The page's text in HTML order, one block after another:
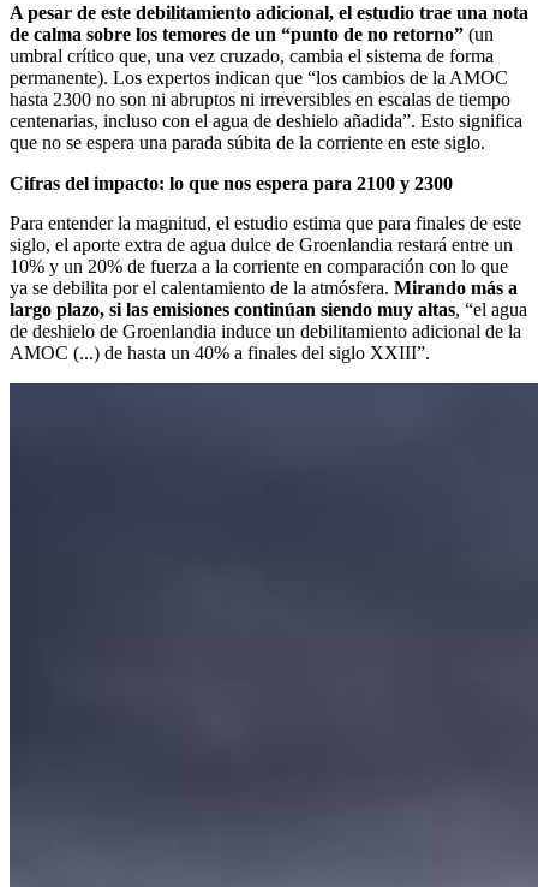
A pesar de este debilitamiento adicional, el estudio trae una nota
de calma sobre los temores de un “punto de no retorno” (un
umbral crítico que, una vez cruzado, cambia el sistema de forma
permanente). Los expertos indican que “los cambios de la AMOC
hasta 2300 no son ni abruptos ni irreversibles en escalas de tiempo
centenarias, incluso con el agua de deshielo añadida”. Esto significa
que no se espera una parada súbita de la corriente en este siglo.
Cifras del impacto: lo que nos espera para 2100 y 2300
Para entender la magnitud, el estudio estima que para finales de este
siglo, el aporte extra de agua dulce de Groenlandia restará entre un
10% y un 20% de fuerza a la corriente en comparación con lo que
ya se debilita por el calentamiento de la atmósfera. Mirando más a
largo plazo, si las emisiones continúan siendo muy altas, “el agua
de deshielo de Groenlandia induce un debilitamiento adicional de la
AMOC (...) de hasta un 40% a finales del siglo XXIII”.